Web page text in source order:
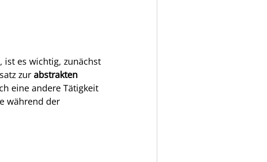
ist es wichtig, zunächst
zur abstrakten
eine andere Tätigkeit
während der